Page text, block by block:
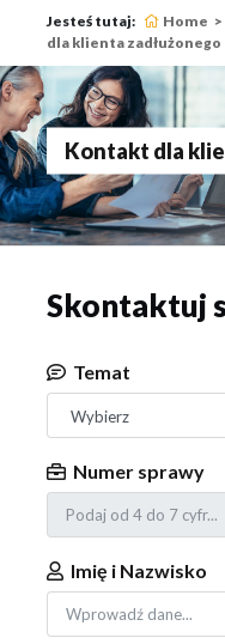
Jesteś tutaj: Home
dla klienta zadłużonego
Kontakt dla
Skontaktuj
Temat
Numer sprawy
Imię i Nazwisko